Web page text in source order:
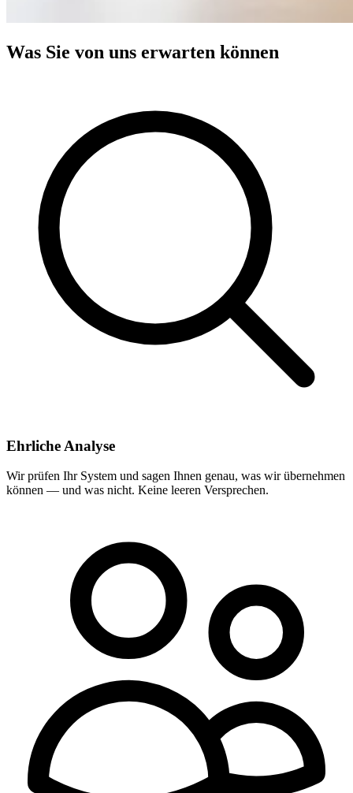
Was Sie von uns erwarten können
Ehrliche Analyse
Wir prüfen Ihr System und sagen Ihnen genau, was wir übernehmen
können — und was nicht. Keine leeren Versprechen.